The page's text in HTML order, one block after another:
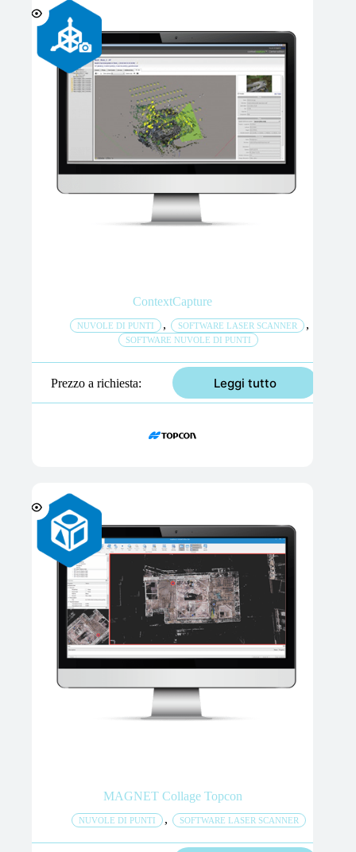
ContextCapture
NUVOLE DI PUNTI , SOFTWARE LASER SCANNER ,
SOFTWARE NUVOLE DI PUNTI
Prezzo a richiesta Leggi tutto
MAGNET Collage Topcon
NUVOLE DI PUNTI , SOFTWARE LASER SCANNER